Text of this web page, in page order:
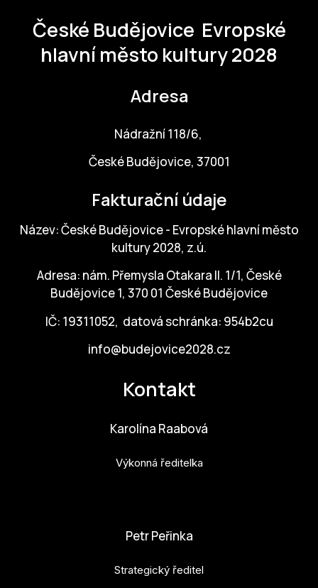
České Budějovice Evropské
hlavní město kultury 2028
Adresa
Nádražní 118/6,
České Budějovice, 37001
Fakturační údaje
Název: České Budějovice - Evropské hlavní město
kultury 2028, z.ú.
Adresa: nám. Přemysla Otakara II. 1/1, České
Budějovice 1, 370 01 České Budějovice
IČ: 19311052, datová schránka: 954b2cu
info@budejovice2028.cz
Kontakt
Karolína Raabová
Výkonná ředitelka
Petr Peřinka
Strategický ředitel